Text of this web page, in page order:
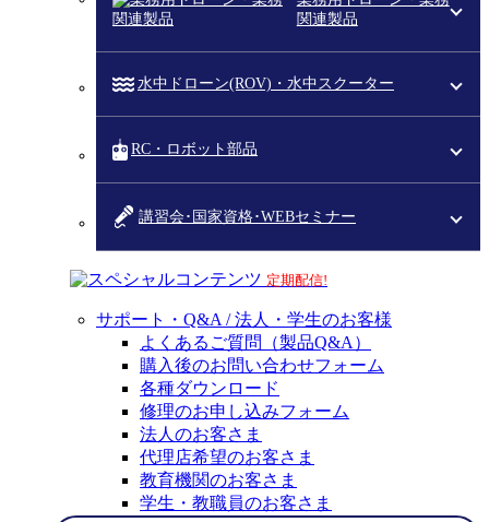
関連製品
水中ドローン(ROV)・水中スクーター
RC・ロボット部品
講習会･国家資格･WEBセミナー
スペシャルコンテンツ 定期配信!
サポート・Q&A / 法人・学生のお客様
よくあるご質問（製品Q&A）
購入後のお問い合わせフォーム
各種ダウンロード
修理のお申し込みフォーム
法人のお客さま
代理店希望のお客さま
教育機関のお客さま
学生・教職員のお客さま